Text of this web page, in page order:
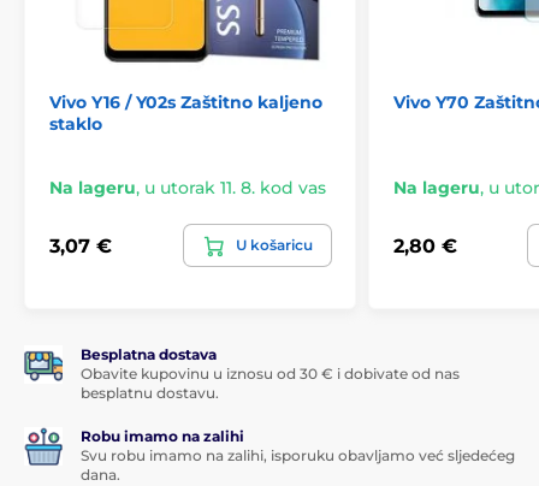
s bilo kojim tonom. Maska dostupna u ovim bojama
savršeno odgovara trenutnim uređajima.
Vivo Y16 / Y02s Zaštitno kaljeno
staklo
Na lageru, u utorak 11. 8. kod vas
3,07 € U košaricu
Vivo Y70
Na lageru, u
2,80 €
Besplatna dostava
Obavite kupovinu u iznosu od 30 € i dobivate od nas
besplatnu dostavu.
Robu imamo na zalihi
Svu robu imamo na zalihi, isporuku obavljamo već sljedećeg
dana.